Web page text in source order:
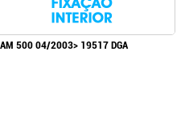
500 04/2003> 19517 DGA